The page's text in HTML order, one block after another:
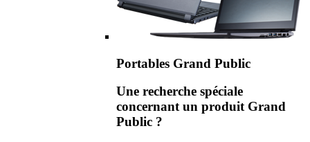
Portables Grand Public
Une recherche spéciale
concernant un produit Grand
Public ?